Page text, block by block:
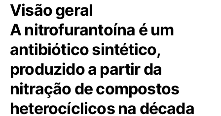
Visão geral
A nitrofurantoína é um
antibiótico sintético,
produzido a partir da
nitração de compostos
heterocíclicos na década